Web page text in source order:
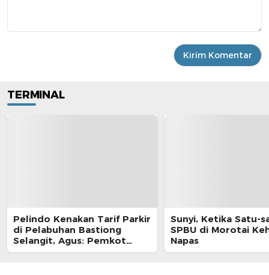
TERMINAL
Pelindo Kenakan Tarif Parkir
di Pelabuhan Bastiong
Selangit, Agus: Pemkot
Harus Ambil Alih
Sunyi, Ketika Satu-
SPBU di Morotai
Napas